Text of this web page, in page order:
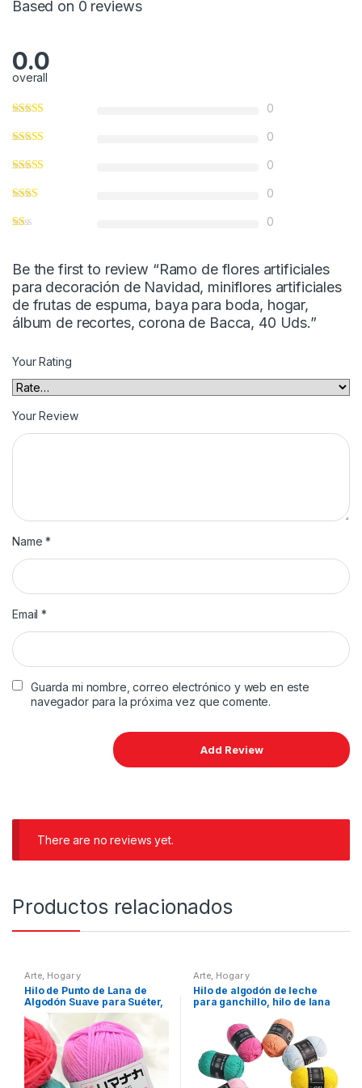
Based on 0 reviews
0.0
overall
0
0
0
0
0
Be the first to review “Ramo de flores artificiales
para decoración de Navidad, miniflores artificiales
de frutas de espuma, baya para boda, hogar,
álbum de recortes, corona de Bacca, 40 Uds.”
Your Rating
Your Review
Name*
Email*
Guarda mi nombre, correo electrónico y web en este
navegador para la próxima vez que comente.
There are no reviews yet.
Productos relacionados
Arte, Hogar y
electrodomésticos
Hilo de Punto de Lana de
Algodón Suave para Suéter,
Hilado de Fibra de
Terciopelo, Grueso,
Ganchillo Ideal al Tejer
Ropa de Bebé
Arte, Hogar y
electrodomésticos
Hilo de algodón de leche
para ganchillo, hilo de lana
y cálido, tejido a mano,
suéter, sombrero, bufanda,
Tippet, 62 colores, 50
g/rollo